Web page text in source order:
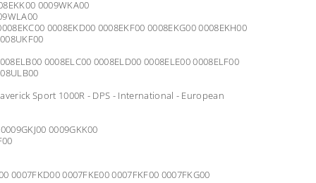
0009WKA00
0008EKD00 0008EKF00 0008EKG00 0008EKH00
0008ELC00 0008ELD00 0008ELE00 0008ELF00
Sport 1000R - DPS - International - European
0009GKK00
0007FKD00 0007FKE00 0007FKF00 0007FKG00